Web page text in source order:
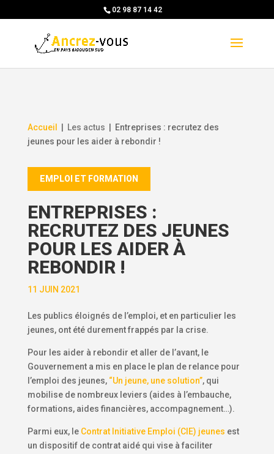
02 98 87 14 42
Accueil Les actus
Entreprises : recrutez des
jeunes pour les aider à rebondir !
EMPLOI ET FORMATION
ENTREPRISES :
RECRUTEZ DES JEUNES
POUR LES AIDER À
REBONDIR !
11 JUIN 2021
Les publics éloignés de l’emploi, et en particulier les
jeunes, ont été durement frappés par la crise.
Pour les aider à rebondir et aller de l’avant, le
Gouvernement a mis en place le plan de relance pour
l’emploi des jeunes, “Un jeune, une solution”, qui
mobilise de nombreux leviers (aides à l’embauche,
formations, aides financières, accompagnement…).
Parmi eux, le Contrat Initiative Emploi (CIE) jeunes est
un dispositif de contrat aidé qui vise à faciliter